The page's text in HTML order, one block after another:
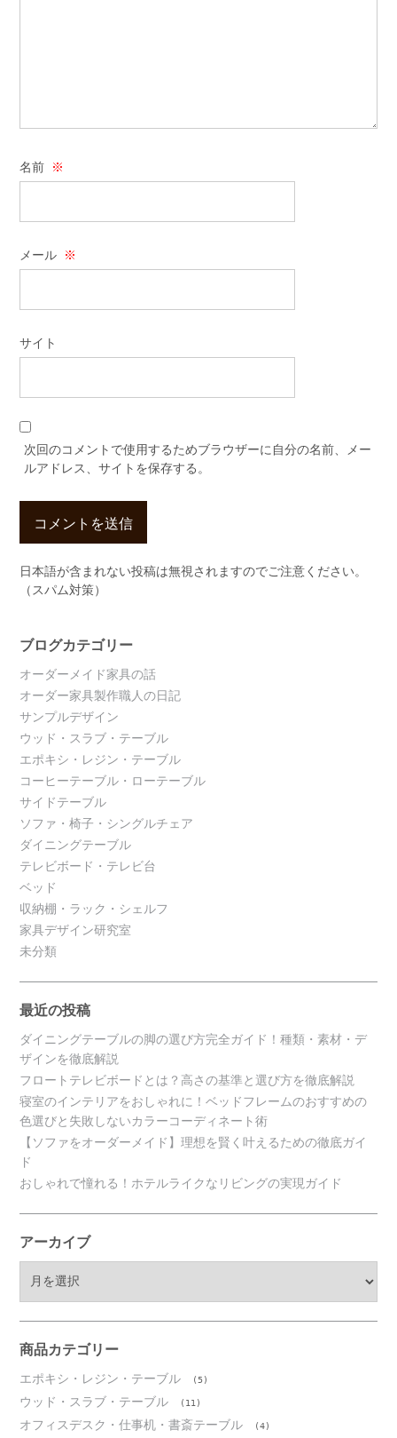
名前 ※
メール ※
サイト
次回のコメントで使用するためブラウザーに自分の名前、メー
ルアドレス、サイトを保存する。
日本語が含まれない投稿は無視されますのでご注意ください。
（スパム対策）
ブログカテゴリー
オーダーメイド家具の話
オーダー家具製作職人の日記
サンプルデザイン
ウッド・スラブ・テーブル
エポキシ・レジン・テーブル
コーヒーテーブル・ローテーブル
サイドテーブル
ソファ・椅子・シングルチェア
ダイニングテーブル
テレビボード・テレビ台
ベッド
収納棚・ラック・シェルフ
家具デザイン研究室
未分類
最近の投稿
ダイニングテーブルの脚の選び方完全ガイド！種類・素材・デ
ザインを徹底解説
フロートテレビボードとは？高さの基準と選び方を徹底解説
寝室のインテリアをおしゃれに！ベッドフレームのおすすめの
色選びと失敗しないカラーコーディネート術
【ソファをオーダーメイド】理想を賢く叶えるための徹底ガイ
ド
おしゃれで憧れる！ホテルライクなリビングの実現ガイド
アーカイブ
ブ
商品カテゴリー
エポキシ・レジン・テーブル (5)
ウッド・スラブ・テーブル (11)
オフィスデスク・仕事机・書斎テーブル (4)